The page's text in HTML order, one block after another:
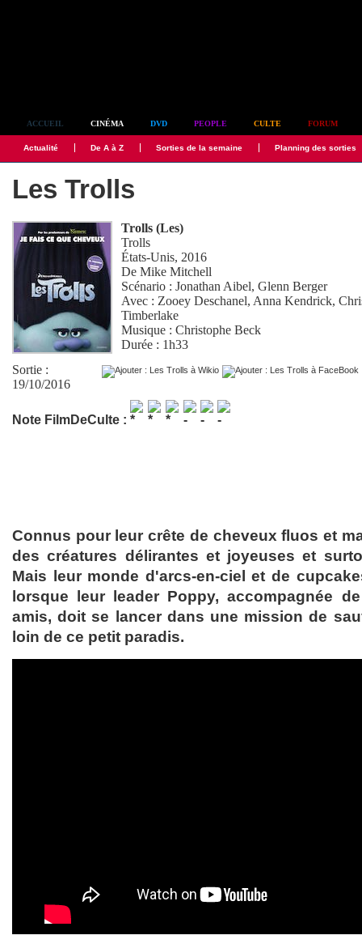
ACCUEIL CINÉMA DVD PEOPLE CULTE FORUM
Actualité De A à Z Sorties de la semaine Planning des sorties
Les Trolls
Trolls (Les)
Trolls
États-Unis, 2016
DeMike Mitchell
Scénario :Jonathan Aibel,Glenn Berger
Avec : Zooey Deschanel, Anna Kendrick,
Timberlake
Musique :Christophe Beck
Durée : 1h33
Sortie :
19/10/2016
Note FilmDeCulte :
Connus pour leur crête de cheveux fluos et
des créatures délirantes et joyeuses et
Mais leur monde d'arcs-en-ciel et de
lorsque leur leader Poppy, accompagnée
amis, doit se lancer dans une mission de
loin de ce petit paradis.